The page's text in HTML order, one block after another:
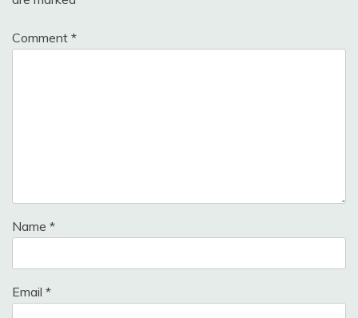
Comment *
Name *
Email *